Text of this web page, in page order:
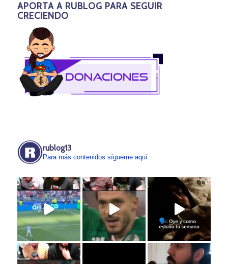
APORTA A RUBLOG PARA SEGUIR
CRECIENDO
rublog13
Para más contenidos sígueme aquí.